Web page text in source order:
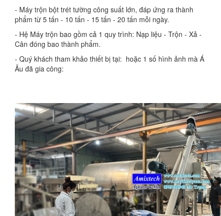
- Máy trộn bột trét tường công suất lớn, đáp ứng ra thành
phẩm từ 5 tấn - 10 tấn - 15 tấn - 20 tấn mỗi ngày.
- Hệ Máy trộn bao gồm cả 1 quy trình: Nạp liệu - Trộn - Xả -
Cân đóng bao thành phẩm.
- Quý khách tham khảo thiết bị tại: hoặc 1 số hình ảnh mà Á
Âu đã gia công: